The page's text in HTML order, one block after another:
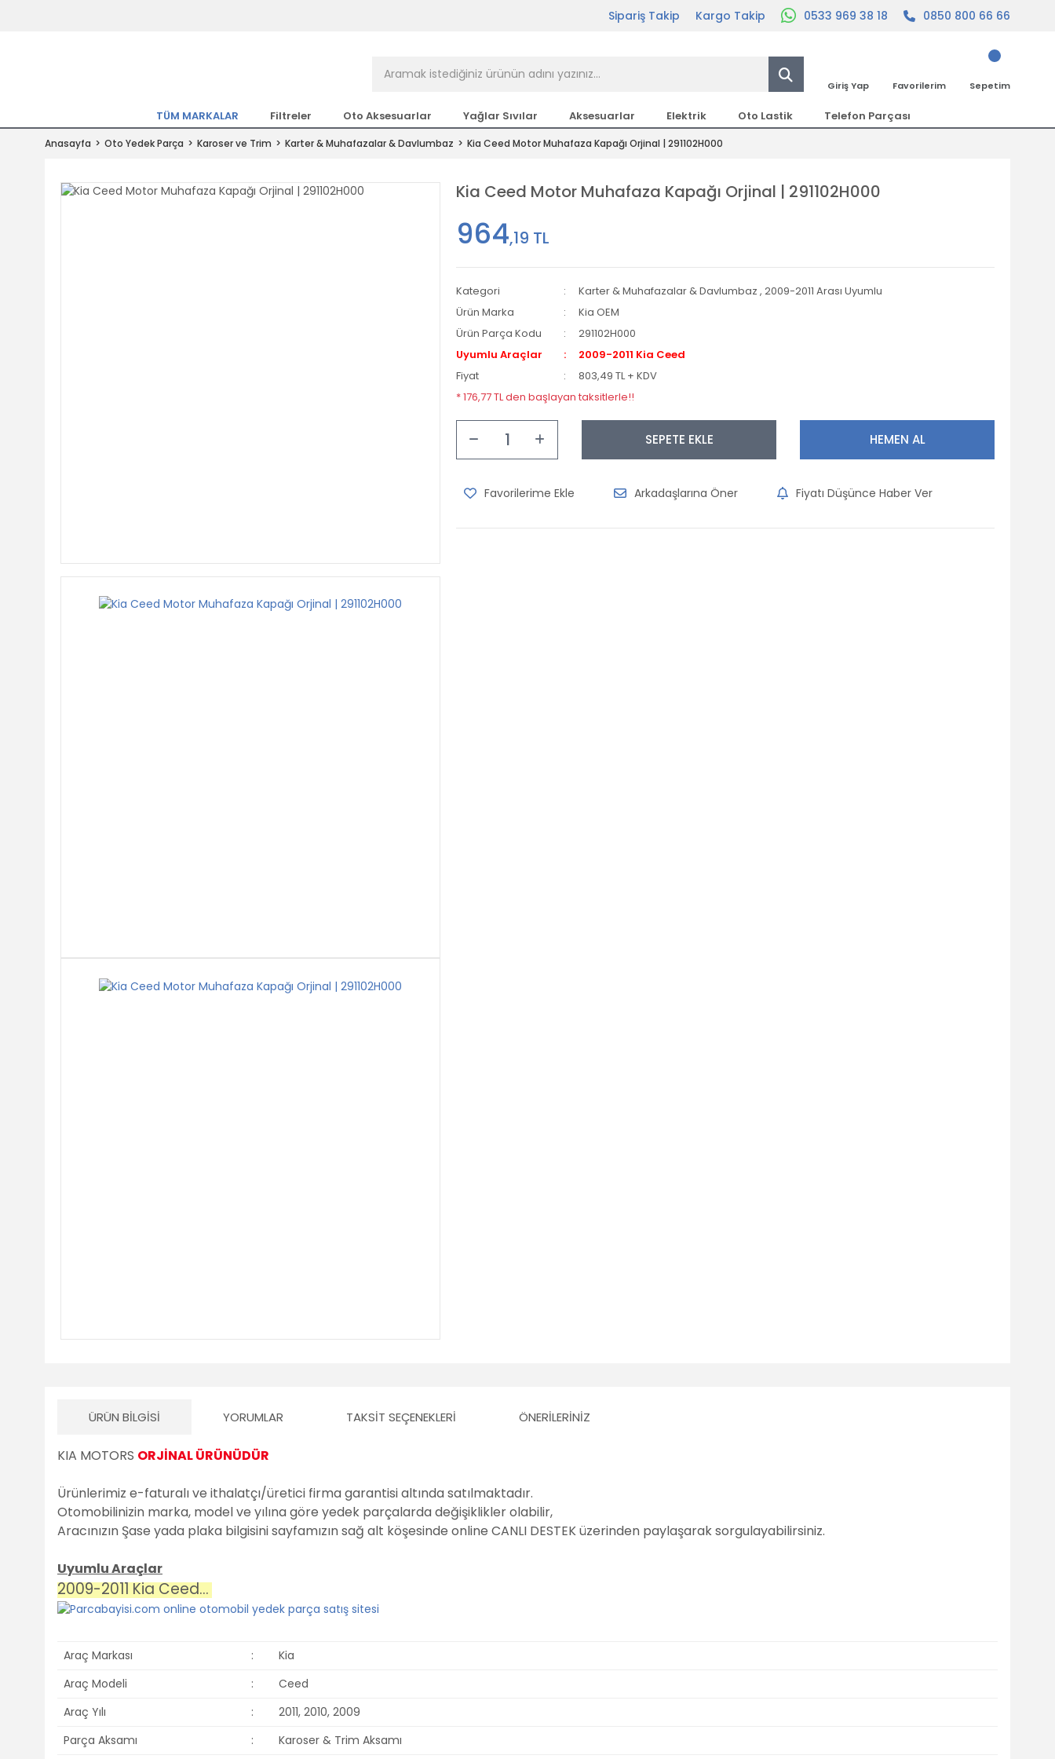
Tıkla Al, Mutlu Kal!
Sipariş Takip Kargo Takip 0533 969 38 18 0850 800 66 66
Giriş Yap Favorilerim Sepetim
TÜM MARKALAR Filtreler Oto Aksesuarlar Yağlar Sıvılar Aksesuarlar Elektrik Oto Lastik Telefon Parçası
Anasayfa Oto Yedek Parça Karoser ve Trim Karter & Muhafazalar & Davlumbaz Kia Ceed Motor Muhafaza Kapağı Orjinal | 291102H000
Kia Ceed Motor Muhafaza Kapağı Orjinal | 291102H000
964,19 TL
Kategori Karter & Muhafazalar & Davlumbaz ,2009-2011 Arası Uyumlu
Ürün Marka
Kia OEM
Ürün Parça Kodu
291102H000
Uyumlu Araçlar
2009-2011 Kia Ceed
Fiyat
803,49 TL + KDV
* 176,77 TL den başlayan taksitlerle!!
SEPETE EKLE HEMEN AL
Arkadaşlarına Öner Fiyatı Düşünce Haber Ver
ÜRÜN BILGISI YORUMLAR TAKSIT SEÇENEKLERI ÖNERILERINIZ
KIA MOTORS ORJİNAL ÜRÜNÜDÜR
Ürünlerimiz e-faturalı ve ithalatçı/üretici firma garantisi altında satılmaktadır.
Otomobilinizin marka, model ve yılına göre yedek parçalarda değişiklikler olabilir,
Aracınızın Şase yada plaka bilgisini sayfamızın sağ alt köşesinde online CANLI DESTEK üzerinden paylaşarak sorgulayabilirsiniz.
Uyumlu Araçlar
2009-2011 Kia Ceed...
Araç Markası :
Kia
Araç Modeli
:
Ceed
Araç Yılı
:
2011, 2010, 2009
Parça Aksamı
:
Karoser & Trim Aksamı